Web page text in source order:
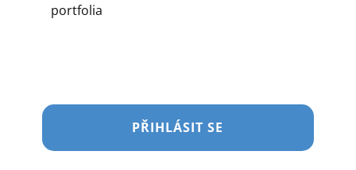
portfolia
PŘIHLÁSIT SE